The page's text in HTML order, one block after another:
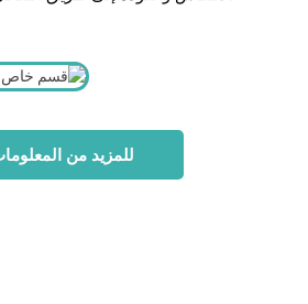
للمزيد من